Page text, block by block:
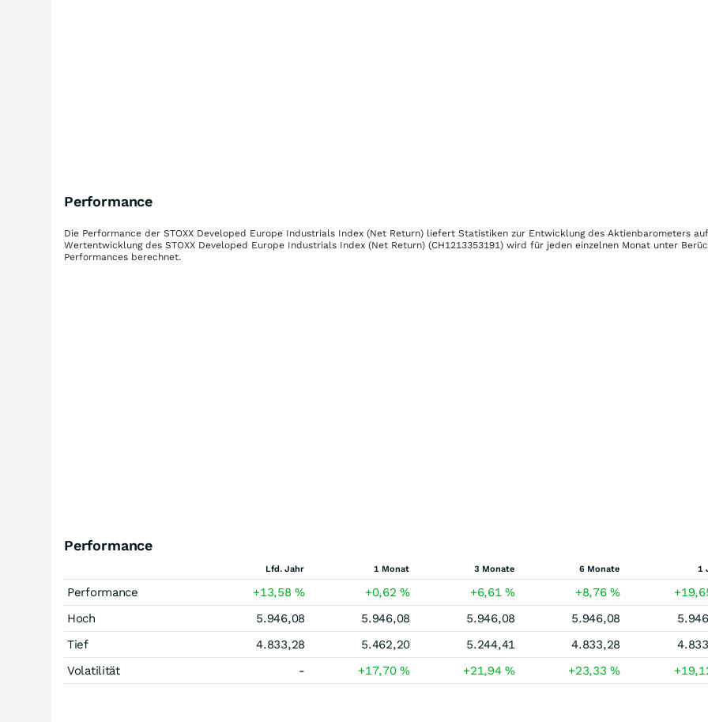
Performance
Die Performance der STOXX Developed Europe Industrials Index (Net Return) liefert Statistiken zur Entwicklung des Aktienbarometers
Wertentwicklung des STOXX Developed Europe Industrials Index (Net Return) (CH1213353191) wird für jeden einzelnen Monat unter
Performances berechnet.
Performance
Lfd. Jahr 1 Monat 3 Monate 6 Monate 1
Performance +13,58% +0,62% +6,61% +8,76%
Hoch
5.946,08 5.946,08 5.946,08 5.946,08
Tief
4.833,28 5.462,20 5.244,41 4.833,28
Volatilität
- +17,70% +21,94% +23,33%